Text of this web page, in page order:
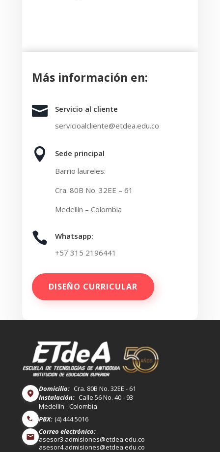
Más información en:

Servicio al cliente
servicioalcliente@etdea.edu.co

Sede principal
Barrio laureles:
Cra. 80B No. 32EE – 61
Medellín – Colombia

Whatsapp:
+57 315 2196441
DISEÑO CURRICULAR
Domicilio: Cra. 80B No. 32EE - 61
Instalación: Calle 56 No. 40 - 93
Medellín - Colombia
PBX: (4) 444 5016
Correo electrónico:
asesor3.admisiones@etdea.edu.co
asesor4.admisiones@etdea.edu.co